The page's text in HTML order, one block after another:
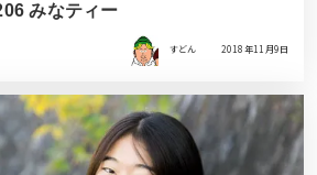
みなティー
すどん 2018年11月9日